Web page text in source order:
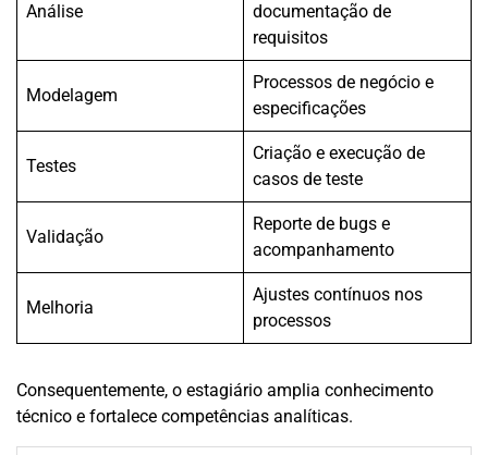
Análise
documentação de
requisitos
Modelagem
Processos de negócio e
especificações
Testes
Criação e execução de
casos de teste
Validação
Reporte de bugs e
acompanhamento
Melhoria
Ajustes contínuos nos
processos
Consequentemente, o estagiário amplia conhecimento
técnico e fortalece competências analíticas.